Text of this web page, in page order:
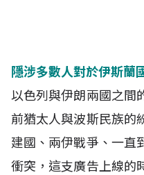
隱涉多數人對於伊斯蘭
以色列與伊朗兩國之間
前猶太人與波斯民族的
建國、兩伊戰爭、一直
衝突，這支廣告上線的